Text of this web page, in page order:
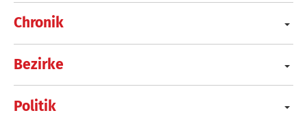
Chronik
Bezirke
Politik